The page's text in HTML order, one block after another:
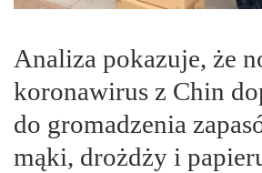
Analiza pokazuje, że
koronawirus z Chin
do gromadzenia
mąki, drożdży i